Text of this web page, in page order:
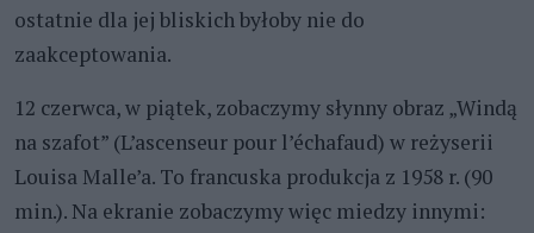
ostatnie dla jej bliskich byłoby nie do
zaakceptowania.
12 czerwca, w piątek, zobaczymy słynny obraz „Windą
na szafot” (L’ascenseur pour l’échafaud) w reżyserii
Louisa Malle’a. To francuska produkcja z 1958 r. (90
min.). Na ekranie zobaczymy więc miedzy innymi: